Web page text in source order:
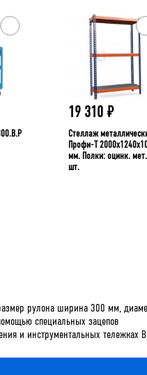
19 310 ₽
Стеллаж
Профи-Т
мм. Полки: оцинк.
шт.
рулона ширина 300 мм,
специальных зацепов
и инструментальных тележках